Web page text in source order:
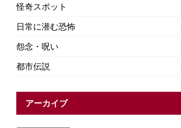
怪奇スポット
日常に潜む恐怖
怨念・呪い
都市伝説
アーカイブ